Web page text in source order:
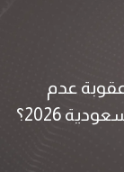
عدم
2026؟